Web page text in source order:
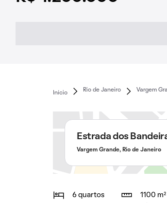
Início
Rio de Janeiro Vargem
Estrada dos
Vargem Grande, Rio de Janeiro
6 quartos
1100 m²